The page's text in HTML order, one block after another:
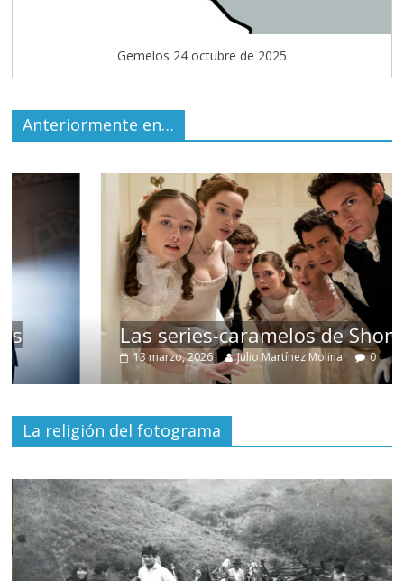
Gemelos 24 octubre de 2025
Anteriormente en…
Las series-caramelos de Shondaland
13 marzo, 2026 Julio Martínez Molina 0
La religión del fotograma